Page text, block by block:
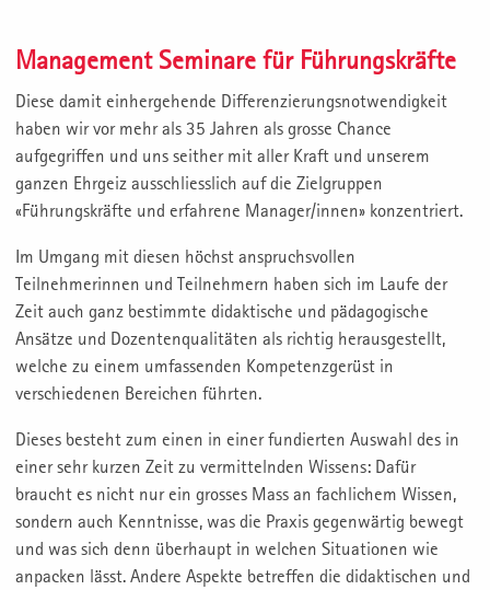
Management Seminare für Führungskräfte
Diese damit einhergehende Differenzierungsnotwendigkeit
haben wir vor mehr als 35 Jahren als grosse Chance
aufgegriffen und uns seither mit aller Kraft und unserem
ganzen Ehrgeiz ausschliesslich auf die Zielgruppen
«Führungskräfte und erfahrene Manager/innen» konzentriert.
Im Umgang mit diesen höchst anspruchsvollen
Teilnehmerinnen und Teilnehmern haben sich im Laufe der
Zeit auch ganz bestimmte didaktische und pädagogische
Ansätze und Dozentenqualitäten als richtig herausgestellt,
welche zu einem umfassenden Kompetenzgerüst in
verschiedenen Bereichen führten.
Dieses besteht zum einen in einer fundierten Auswahl des in
einer sehr kurzen Zeit zu vermittelnden Wissens: Dafür
braucht es nicht nur ein grosses Mass an fachlichem Wissen,
sondern auch Kenntnisse, was die Praxis gegenwärtig bewegt
und was sich denn überhaupt in welchen Situationen wie
anpacken lässt. Andere Aspekte betreffen die didaktischen und